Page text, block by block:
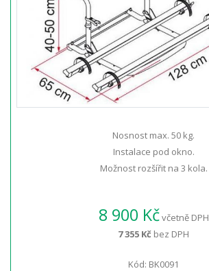
Nosnost max. 50 kg.
Instalace pod okno.
Možnost rozšířit na 3 kola.
8 900 Kčvčetně DPH
7 355 Kč bez DPH
Kód: BK0091